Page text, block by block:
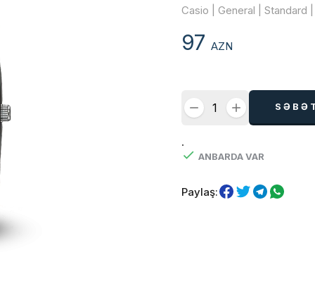
Casio | General | Standard
97 AZN
.
ANBARDA VAR
Paylaş: